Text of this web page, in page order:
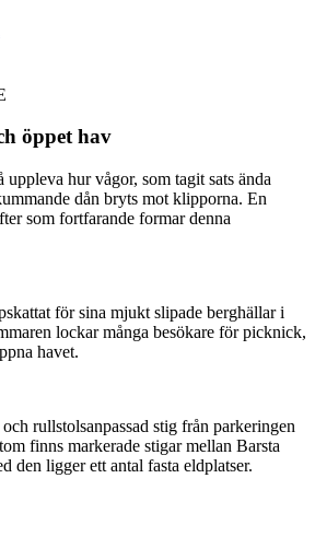
öppet hav
hur vågor, som tagit sats ända
dån bryts mot klipporna. En
som fortfarande formar denna
för sina mjukt slipade berghällar i
lockar många besökare för picknick,
havet.
rullstolsanpassad stig från parkeringen
finns markerade stigar mellan Barsta
den ligger ett antal fasta eldplatser.